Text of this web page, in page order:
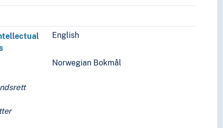
English
Norwegian Bokmål